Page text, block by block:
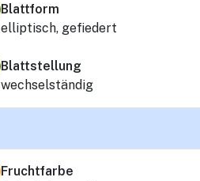
Blattform
elliptisch, gefiedert
Blattstellung
wechselständig
Fruchtfarbe